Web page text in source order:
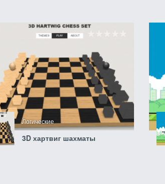
Логические
3D хартвиг шахматы